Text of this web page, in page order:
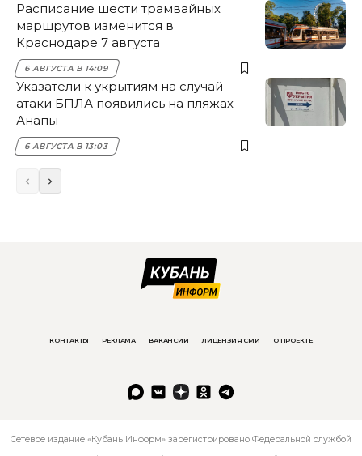
Расписание шести трамвайных
маршрутов изменится в
Краснодаре 7 августа
6 АВГУСТА В 14:09
Указатели к укрытиям на случай
атаки БПЛА появились на пляжах
Анапы
6 АВГУСТА В 13:03
КОНТАКТЫ РЕКЛАМА ВАКАНСИИ ЛИЦЕНЗИЯ СМИ О ПРОЕКТЕ
Сетевое издание «Кубань Информ» зарегистрировано Федеральной службой